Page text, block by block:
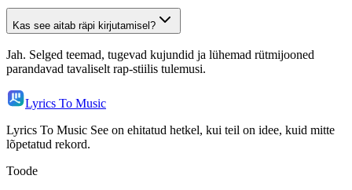
Kas see aitab räpi kirjutamisel?
Jah. Selged teemad, tugevad kujundid ja lühemad rütmijooned
parandavad tavaliselt rap-stiilis tulemusi.
Lyrics To Music
Lyrics To Music See on ehitatud hetkel, kui teil on idee, kuid mitte
lõpetatud rekord.
Toode